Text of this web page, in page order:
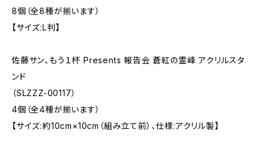
8個（全8種が揃います）
【サイズ:L判】
佐藤サン、もう１杯 Presents 報告会 蒼紅の霊峰 アクリルスタ
ンド
（SLZZZ-00117）
4個（全4種が揃います）
【サイズ:約10cm×10cm（組み立て前）、仕様:アクリル製】